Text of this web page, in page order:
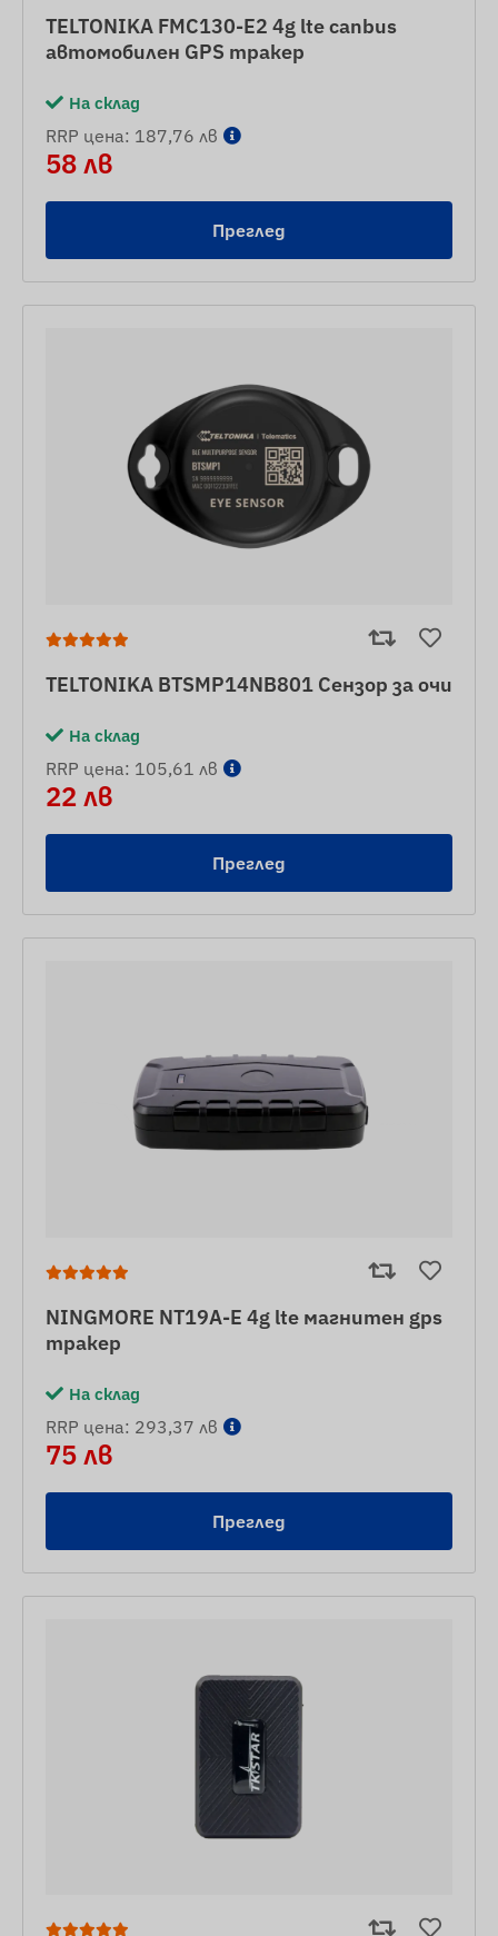
TELTONIKA FMC130-E2 4g lte canbus
автомобилен GPS тракер
На склад
RRP цена: 187,76 лв
58 лв
Преглед
TELTONIKA BTSMP14NB801 Сензор за очи
На склад
RRP цена: 105,61 лв
22 лв
Преглед
NINGMORE NT19A-E 4g lte магнитен gps
тракер
На склад
RRP цена: 293,37 лв
75 лв
Преглед